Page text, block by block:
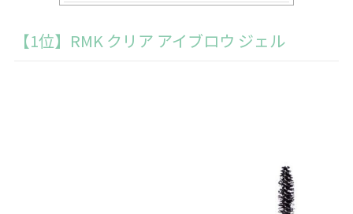
【1位】RMK クリア アイブロウ ジェル